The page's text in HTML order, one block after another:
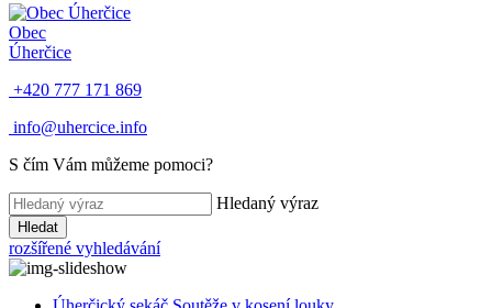
Obec
Úherčice
+420 777 171 869
info@uhercice.info
S čím Vám můžeme pomoci?
Hledaný výraz
Hledat
rozšířené vyhledávání